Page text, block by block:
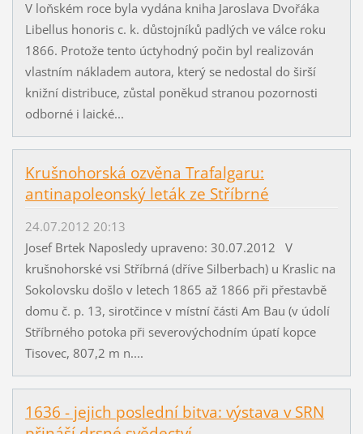
V loňském roce byla vydána kniha Jaroslava Dvořáka
Libellus honoris c. k. důstojníků padlých ve válce roku
1866. Protože tento úctyhodný počin byl realizován
vlastním nákladem autora, který se nedostal do širší
knižní distribuce, zůstal poněkud stranou pozornosti
odborné i laické...
Krušnohorská ozvěna Trafalgaru:
antinapoleonský leták ze Stříbrné
24.07.2012 20:13
Josef Brtek Naposledy upraveno: 30.07.2012 V
krušnohorské vsi Stříbrná (dříve Silberbach) u Kraslic na
Sokolovsku došlo v letech 1865 až 1866 při přestavbě
domu č. p. 13, sirotčince v místní části Am Bau (v údolí
Stříbrného potoka při severovýchodním úpatí kopce
Tisovec, 807,2 m n....
1636 - jejich poslední bitva: výstava v SRN